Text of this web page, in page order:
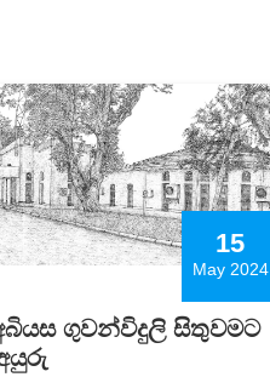
15
May 2024
ගුවන්විදුලි සිතුවමට